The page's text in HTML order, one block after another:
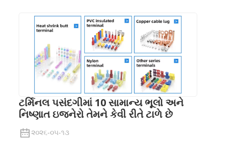
ટર્મિનલ પસંદગીમાં 10 સામાન્ય ભૂલો અને
નિષ્ણાત ઇજનેરો તેમને કેવી રીતે ટાળે છે
૨૦૨૬-૦૫-૧૩